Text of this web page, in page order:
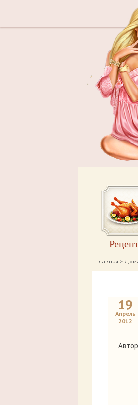
Главная >
19
Апрель
2012